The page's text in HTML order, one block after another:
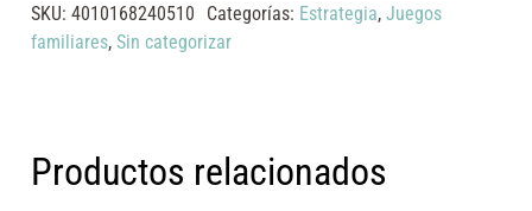
SKU:4010168240510 Categorías: Estrategia, Juegos
familiares,Sin categorizar
Productos relacionados